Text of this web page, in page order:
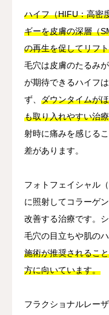
ハイフ（HIFU：高密
ギーを皮膚の深層（
の再生を促してリフ
毛穴は皮膚のたるみ
が期待できるハイフ
ず、 ダウンタイムが
も取り入れやすい治
射時に痛みを感じる
差があります。
フォトフェイシャル
に照射してコラーゲ
改善する治療です。
毛穴の目立ちや肌の
施術が推奨されるこ
方に向いています。
フラクショナルレー